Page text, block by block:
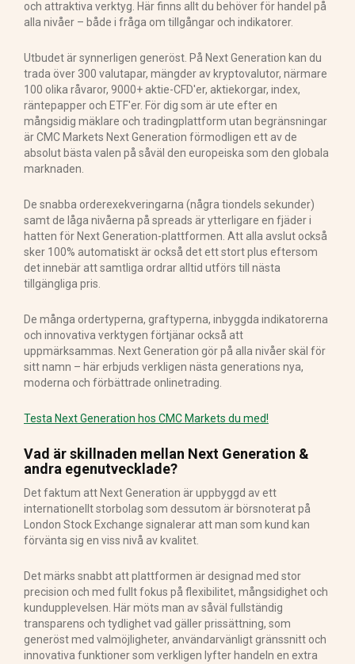
och attraktiva verktyg. Här finns allt du behöver för handel på
alla nivåer – både i fråga om tillgångar och indikatorer.
Utbudet är synnerligen generöst. På Next Generation kan du
trada över 300 valutapar, mängder av kryptovalutor, närmare
100 olika råvaror, 9000+ aktie-CFD'er, aktiekorgar, index,
räntepapper och ETF'er. För dig som är ute efter en
mångsidig mäklare och tradingplattform utan begränsningar
är CMC Markets Next Generation förmodligen ett av de
absolut bästa valen på såväl den europeiska som den globala
marknaden.
De snabba orderexekveringarna (några tiondels sekunder)
samt de låga nivåerna på spreads är ytterligare en fjäder i
hatten för Next Generation-plattformen. Att alla avslut också
sker 100% automatiskt är också det ett stort plus eftersom
det innebär att samtliga ordrar alltid utförs till nästa
tillgängliga pris.
De många ordertyperna, graftyperna, inbyggda indikatorerna
och innovativa verktygen förtjänar också att
uppmärksammas. Next Generation gör på alla nivåer skäl för
sitt namn – här erbjuds verkligen nästa generations nya,
moderna och förbättrade onlinetrading.
Testa Next Generation hos CMC Markets du med!
Vad är skillnaden mellan Next Generation &
andra egenutvecklade?
Det faktum att Next Generation är uppbyggd av ett
internationellt storbolag som dessutom är börsnoterat på
London Stock Exchange signalerar att man som kund kan
förvänta sig en viss nivå av kvalitet.
Det märks snabbt att plattformen är designad med stor
precision och med fullt fokus på flexibilitet, mångsidighet och
kundupplevelsen. Här möts man av såväl fullständig
transparens och tydlighet vad gäller prissättning, som
generöst med valmöjligheter, användarvänligt gränssnitt och
innovativa funktioner som verkligen lyfter handeln en extra